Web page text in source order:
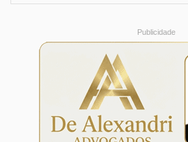
Publicidade